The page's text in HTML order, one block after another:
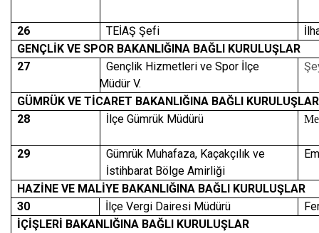
26 TEİAŞ Şefi
GENÇLİK VE SPOR BAKANLIĞINA BAĞLI KURULUŞLAR
27
Gençlik Hizmetleri ve Spor İlçe
Müdür V.
GÜMRÜK VE TİCARET BAKANLIĞINA BAĞLI KURULUŞLAR
28
İlçe Gümrük Müdürü
29
Gümrük Muhafaza, Kaçakçılık ve
İstihbarat Bölge Amirliği
HAZİNE VE MALİYE BAKANLIĞINA BAĞLI KURULUŞLAR
30
İlçe Vergi Dairesi Müdürü
İÇİŞLERİ BAKANLIĞINA BAĞLI KURULUŞLAR